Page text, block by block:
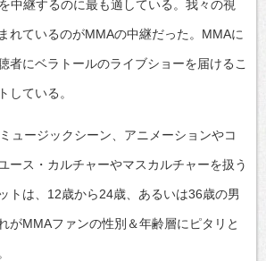
中継するのに最も適している。我々の視
れているのがMMAの中継だった。MMAに
者にベラトールのライブショーを届けるこ
している。
ュージックシーン、アニメーションやコ
ース・カルチャーやマスカルチャーを扱う
トは、12歳から24歳、あるいは36歳の男
がMMAファンの性別＆年齢層にピタリと